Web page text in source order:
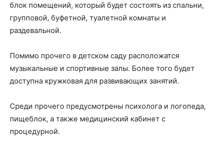
блок помещений, который будет состоять из спальни,
групповой, буфетной, туалетной комнаты и
раздевальной.
Помимо прочего в детском саду расположатся
музыкальные и спортивные залы. Более того будет
доступна кружковая для развивающих занятий.
Среди прочего предусмотрены психолога и логопеда,
пищеблок, а также медицинский кабинет с
процедурной.